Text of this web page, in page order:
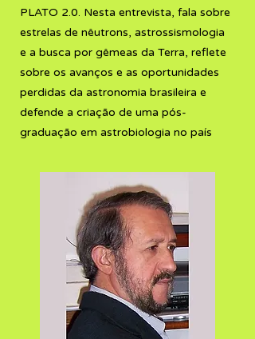
PLATO 2.0. Nesta entrevista, fala sobre
estrelas de nêutrons, astrossismologia
e a busca por gêmeas da Terra, reflete
sobre os avanços e as oportunidades
perdidas da astronomia brasileira e
defende a criação de uma pós-
graduação em astrobiologia no país